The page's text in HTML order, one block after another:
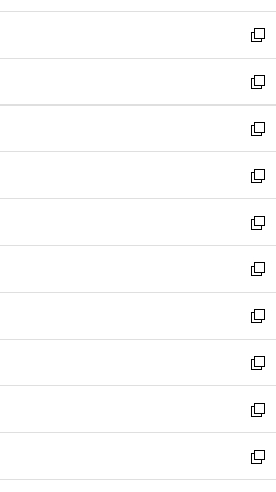
開
く
ウ
で
開
く
ン
ド
ウ
で
開
く
ウ
ィ
ン
ド
ウ
で
開
く
新
し
い
ウ
ィ
ン
ド
ウ
で
開
く
新
し
い
ウ
ィ
ン
ド
ウ
で
開
く
新
し
い
ウ
ィ
ン
ド
ウ
で
開
く
新
し
い
ウ
ィ
ン
ド
ウ
で
開
く
新
し
い
ウ
ィ
ン
ド
ウ
で
開
く
新
し
い
ウ
ィ
ン
ド
ウ
で
開
新
し
い
ウ
ィ
ン
ド
ウ
新
し
い
ウ
ィ
ン
新
し
い
ウ
新
し